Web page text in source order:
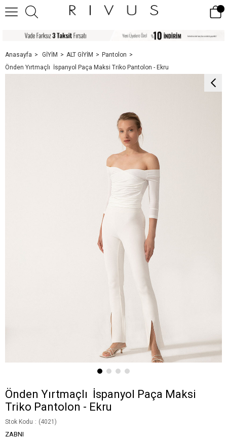
Anasayfa GİYİM ALT GİYİM
Pantolon
Önden Yırtmaçlı İspanyol Paça Maksi Triko Pantolon - Ekru
Önden Yırtmaçlı İspanyol Paça Maksi
Triko Pantolon - Ekru
Stok Kodu (4021)
ZABNI